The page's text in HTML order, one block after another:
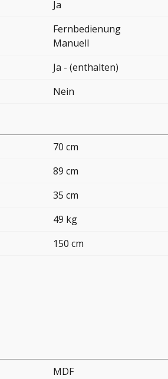
Ja
Fernbedienung
Manuell
Ja - (enthalten)
Nein
70 cm
89 cm
35 cm
49 kg
150 cm
MDF